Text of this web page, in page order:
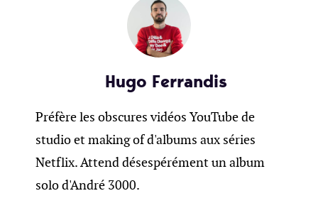
Hugo Ferrandis
Préfère les obscures vidéos YouTube de
studio et making of d'albums aux séries
Netflix. Attend désespérément un album
solo d'André 3000.